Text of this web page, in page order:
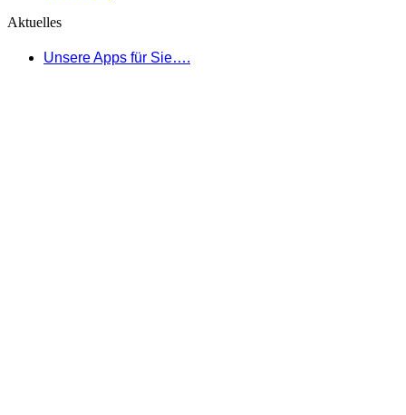
Aktuelles
Unsere Apps für Sie….